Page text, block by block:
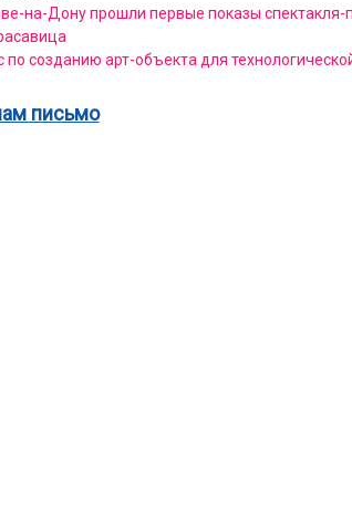
на-Дону прошли первые показы спектакля-
по созданию арт-объекта для
письмо